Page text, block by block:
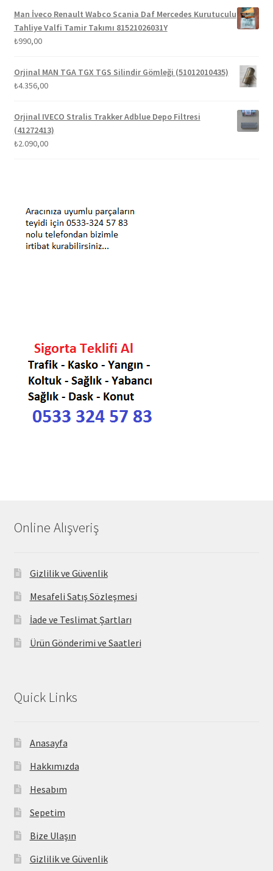
₺1.300,00. fiyat:
₺1.100,00.
Man İveco Renault Wabco Scania Daf Mercedes Kurutuculu
Tahliye Valfi Tamir Takımı 81521026031Y
₺990,00
Orjinal MAN TGA TGX TGS Silindir Gömleği (51012010435)
₺4.356,00
Orjinal IVECO Stralis Trakker Adblue Depo Filtresi
(41272413)
₺2.090,00
Online Alışveriş
Gizlilik ve Güvenlik
Mesafeli Satış Sözleşmesi
İade ve Teslimat Şartları
Ürün Gönderimi ve Saatleri
Quick Links
Anasayfa
Hakkımızda
Hesabım
Sepetim
Bize Ulaşın
Gizlilik ve Güvenlik